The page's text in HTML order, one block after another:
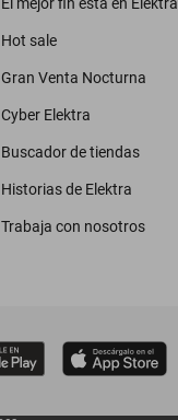
Hot sale
Gran Venta Nocturna
Cyber Elektra
Buscador de tiendas
Historias de Elektra
Trabaja con nosotros